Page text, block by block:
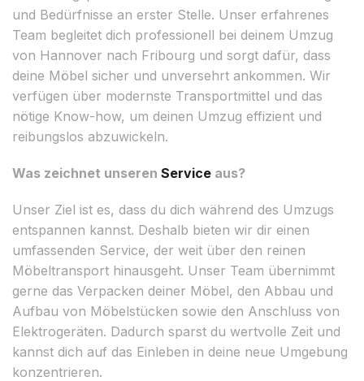
und Bedürfnisse an erster Stelle. Unser erfahrenes
Team begleitet dich professionell bei deinem Umzug
von Hannover nach Fribourg und sorgt dafür, dass
deine Möbel sicher und unversehrt ankommen. Wir
verfügen über modernste Transportmittel und das
nötige Know-how, um deinen Umzug effizient und
reibungslos abzuwickeln.
Was zeichnet unseren Service aus?
Unser Ziel ist es, dass du dich während des Umzugs
entspannen kannst. Deshalb bieten wir dir einen
umfassenden Service, der weit über den reinen
Möbeltransport hinausgeht. Unser Team übernimmt
gerne das Verpacken deiner Möbel, den Abbau und
Aufbau von Möbelstücken sowie den Anschluss von
Elektrogeräten. Dadurch sparst du wertvolle Zeit und
kannst dich auf das Einleben in deine neue Umgebung
konzentrieren.